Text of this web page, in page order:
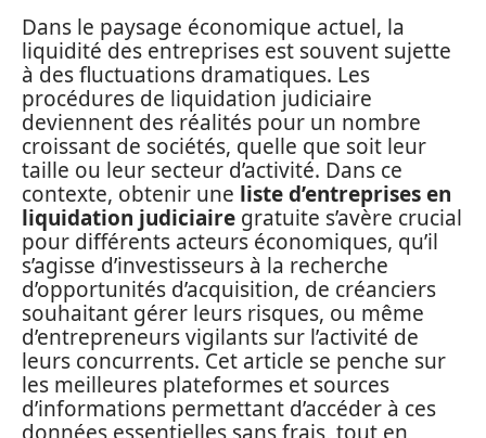
Dans le paysage économique actuel, la
liquidité des entreprises est souvent sujette
à des fluctuations dramatiques. Les
procédures de liquidation judiciaire
deviennent des réalités pour un nombre
croissant de sociétés, quelle que soit leur
taille ou leur secteur d’activité. Dans ce
contexte, obtenir une liste d’entreprises en
liquidation judiciaire gratuite s’avère crucial
pour différents acteurs économiques, qu’il
s’agisse d’investisseurs à la recherche
d’opportunités d’acquisition, de créanciers
souhaitant gérer leurs risques, ou même
d’entrepreneurs vigilants sur l’activité de
leurs concurrents. Cet article se penche sur
les meilleures plateformes et sources
d’informations permettant d’accéder à ces